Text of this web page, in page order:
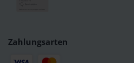
Zahlungsarten